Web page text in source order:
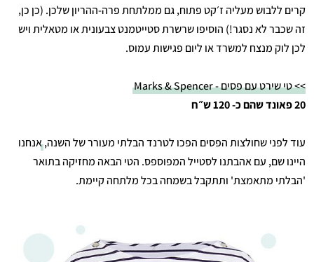
קרים ללבוש מעליה ז׳קט פתוח, גם ממלתחת פרה-ההריון שלכן. (כן כן,
זה שכבר לא נסגר!) הוסיפו שרשרת סטייטמנט צבעונית או מטאלית ויש
לכן לוק מנצח למשרד או ליום פגישות עמוס.
>> טי שירט עם פסים - Marks & Spencer
20 פאונד שהם כ- 120 ש״ח
עוד לפני שחולצות הפסים הפכו לטרנד הבלתי מעורר של השנה,אנחנו
היינו שם, עם אהבתנו לסטייל המפוספס. הטי הבאה מחזיקה בתואר
'הבלתי מתאמצת' ותתקבל בשמחה בכל מלתחה קיימת.